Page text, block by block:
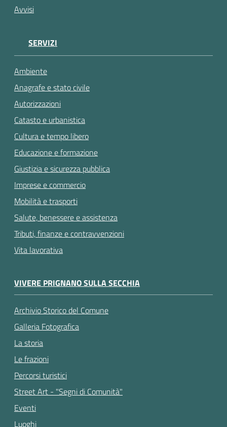
Avvisi
SERVIZI
Ambiente
Anagrafe e stato civile
Autorizzazioni
Catasto e urbanistica
Cultura e tempo libero
Educazione e formazione
Giustizia e sicurezza pubblica
Imprese e commercio
Mobilità e trasporti
Salute, benessere e assistenza
Tributi, finanze e contravvenzioni
Vita lavorativa
VIVERE PRIGNANO SULLA SECCHIA
Archivio Storico del Comune
Galleria Fotografica
La storia
Le frazioni
Percorsi turistici
Street Art - "Segni di Comunità"
Eventi
Luoghi